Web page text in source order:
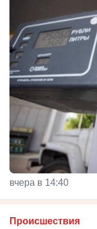
вчера в 14:40
Происшествия